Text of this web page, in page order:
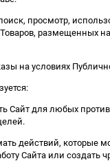
просмотр,
размещенных
на условиях
Сайт для любых
действий, которые
Сайта или создать